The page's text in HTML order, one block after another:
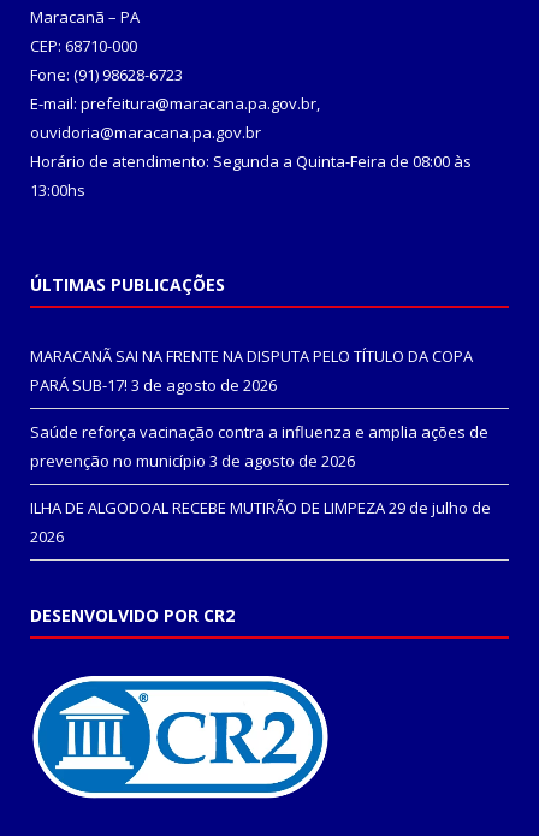
Maracanã – PA
CEP: 68710-000
Fone: (91) 98628-6723
E-mail: prefeitura@maracana.pa.gov.br,
ouvidoria@maracana.pa.gov.br
Horário de atendimento: Segunda a Quinta-Feira de 08:00 às
13:00hs
ÚLTIMAS PUBLICAÇÕES
MARACANÃ SAI NA FRENTE NA DISPUTA PELO TÍTULO DA COPA
PARÁ SUB-17! 3 de agosto de 2026
Saúde reforça vacinação contra a influenza e amplia ações de
prevenção no município 3 de agosto de 2026
ILHA DE ALGODOAL RECEBE MUTIRÃO DE LIMPEZA29 de julho de
2026
DESENVOLVIDO POR CR2